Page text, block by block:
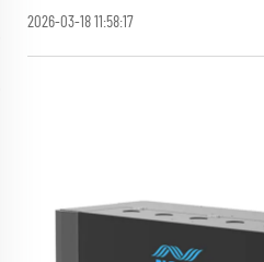
2026-03-18 11:58:17